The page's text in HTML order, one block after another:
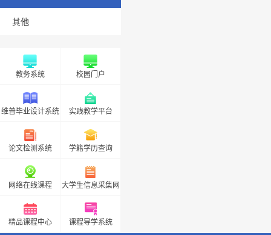
其他
教务系统 校园门户
维普毕业设计系统 实践教学平台
论文检测系统 学籍学历查询
网络在线课程 大学生信息采集网
精品课程中心 课程导学系统